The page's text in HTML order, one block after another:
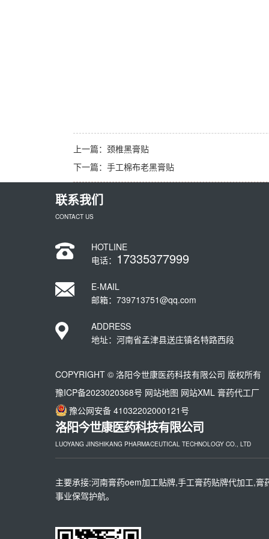
上一篇： 颈椎黑膏贴
下一篇： 手工棉布老黑膏贴
联系我们
CONTACT US
HOTLINE
电话： 17335377999
E-MAIL
邮箱：739713751@qq.com
ADDRESS
地址：河南省孟津县送庄镇名特路西段
COPYRIGHT © 洛阳今世康医药科技有限公司 版权所有
豫ICP备2023020368号 网站地图 网站XML 膏药代工厂
豫公网安备 41032202000121号
洛阳今世康医药科技有限公司
LUOYANG JINSHIKANG PHARMACEUTICAL TECHNOLOGY CO., LTD
主要承接:河南膏药oem加工贴牌,手工膏药贴牌代加工,
事业保驾护航。